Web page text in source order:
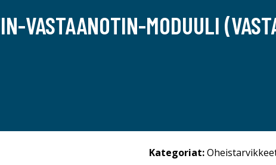
VASTAANOTIN-MODUULI
Kategoriat: